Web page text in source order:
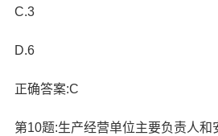
C.3
D.6
正确答案:C
第10题:生产经营单位主要负责人和